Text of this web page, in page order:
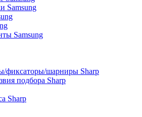
Samsung
Samsung
фиксаторы/шарниры Sharp
подбора Sharp
Sharp